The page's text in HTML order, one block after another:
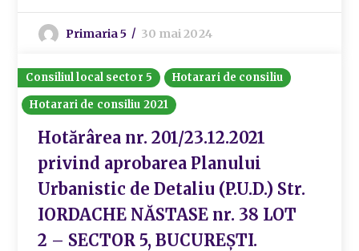
Primaria 5 30 mai 2024
Consiliul local sector 5
Hotarari de consiliu
Hotarari de consiliu 2021
Hotărârea nr. 201/23.12.2021
privind aprobarea Planului
Urbanistic de Detaliu (P.U.D.) Str.
IORDACHE NĂSTASE nr. 38 LOT
2 – SECTOR 5, BUCUREȘTI.